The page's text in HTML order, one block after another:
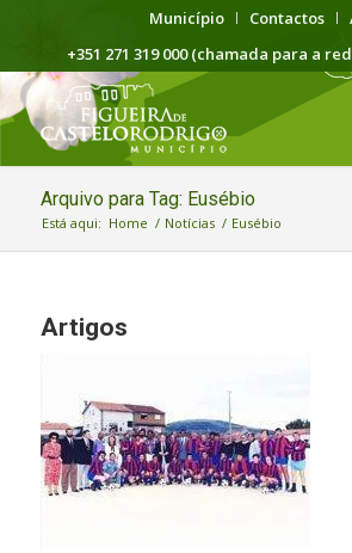
Município Contactos
+351 271 319 000 (chamada para a
Arquivo para Tag: Eusébio
Está aqui: Home / Notícias / Eusébio
Artigos